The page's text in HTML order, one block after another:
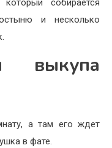
собирается
и несколько
выкупа
а там его ждет
в фате.